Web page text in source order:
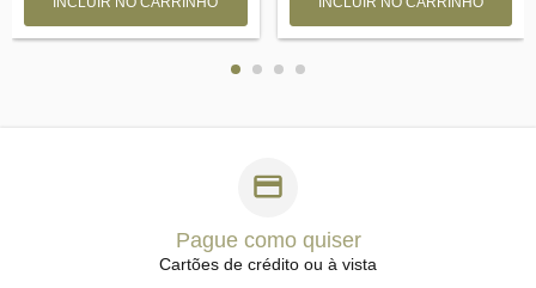
Pague como quiser
Cartões de crédito ou à vista